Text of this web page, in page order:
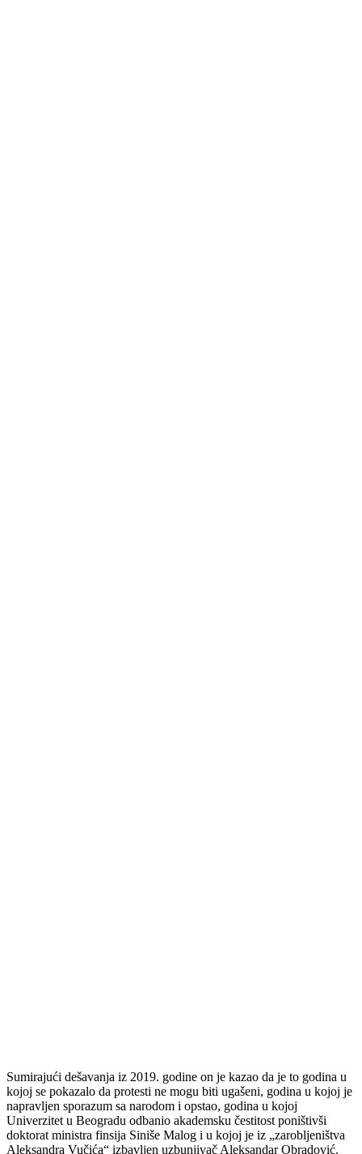
Sumirajući dešavanja iz 2019. godine on je kazao da je to godina u
kojoj se pokazalo da protesti ne mogu biti ugašeni, godina u kojoj je
napravljen sporazum sa narodom i opstao, godina u kojoj
Univerzitet u Beogradu odbanio akademsku čestitost poništivši
doktorat ministra finsija Siniše Malog i u kojoj je iz „zarobljeništva
Aleksandra Vučića“ izbavljen uzbunjivač Aleksandar Obradović.